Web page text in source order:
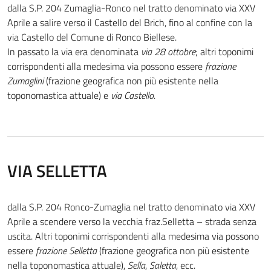
dalla S.P. 204 Zumaglia-Ronco nel tratto denominato via XXV
Aprile a salire verso il Castello del Brich, fino al confine con la
via Castello del Comune di Ronco Biellese.
In passato la via era denominata via 28 ottobre; altri toponimi
corrispondenti alla medesima via possono essere frazione
Zumaglini(frazione geografica non più esistente nella
toponomastica attuale) e via Castello.
VIA SELLETTA
dalla S.P. 204 Ronco-Zumaglia nel tratto denominato via XXV
Aprile a scendere verso la vecchia fraz.Selletta – strada senza
uscita. Altri toponimi corrispondenti alla medesima via possono
essere frazione Selletta(frazione geografica non più esistente
nella toponomastica attuale), Sella, Saletta, ecc.